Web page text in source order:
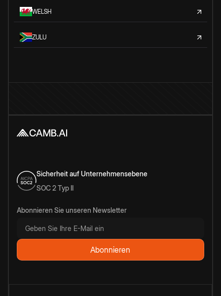
WELSH
ZULU
Sicherheit auf Unternehmensebene
SOC 2 Typ II
Abonnieren Sie unseren Newsletter